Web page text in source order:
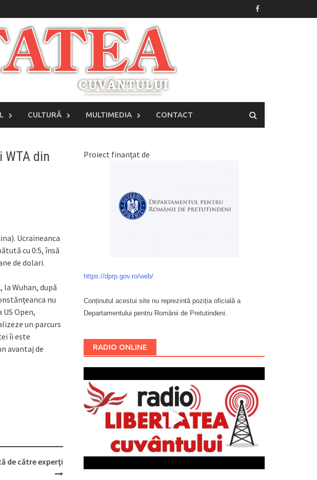
CULTURĂ MULTIMEDIA CONTACT
WTA din
Ucraineanca
cu 0:5, însă
de dolari.
Wuhan, după
nu
Open,
un parcurs
îi este
avantaj de
de către experţi
Proiect finanțat de
https://dprp.gov.ro/web/
Conținutul acestui site nu reprezintă poziția oficială a
Departamentului pentru Românii de Pretutindeni.
RADIO ONLINE